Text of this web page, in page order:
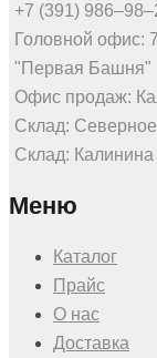
+7 (391)
Головной офис:
"Первая Башня"
Офис продаж:
Склад:
Склад: Калинина
Меню
Каталог
Прайс
О нас
Доставка